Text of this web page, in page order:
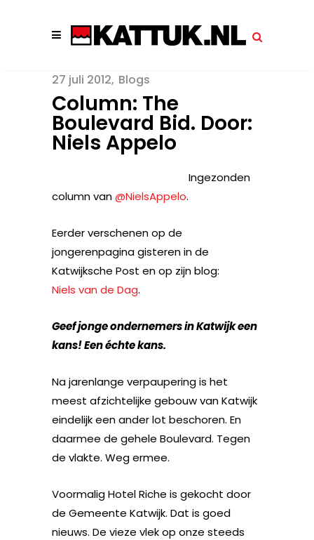
27 juli 2012 Blogs
Column: The
Boulevard Bid. Door:
Niels Appelo
Ingezonden
column van@NielsAppelo.
Eerder verschenen op de
jongerenpagina gisteren in de
Katwijksche Post en op zijn blog:
Niels van de Dag.
Geef jonge ondernemers in Katwijk een
kans! Een échte kans.
Na jarenlange verpaupering is het
meest afzichtelijke gebouw van Katwijk
eindelijk een ander lot beschoren. En
daarmee de gehele Boulevard. Tegen
de vlakte. Weg ermee.
Voormalig Hotel Riche is gekocht door
de Gemeente Katwijk. Dat is goed
nieuws. De vieze vlek op onze steeds